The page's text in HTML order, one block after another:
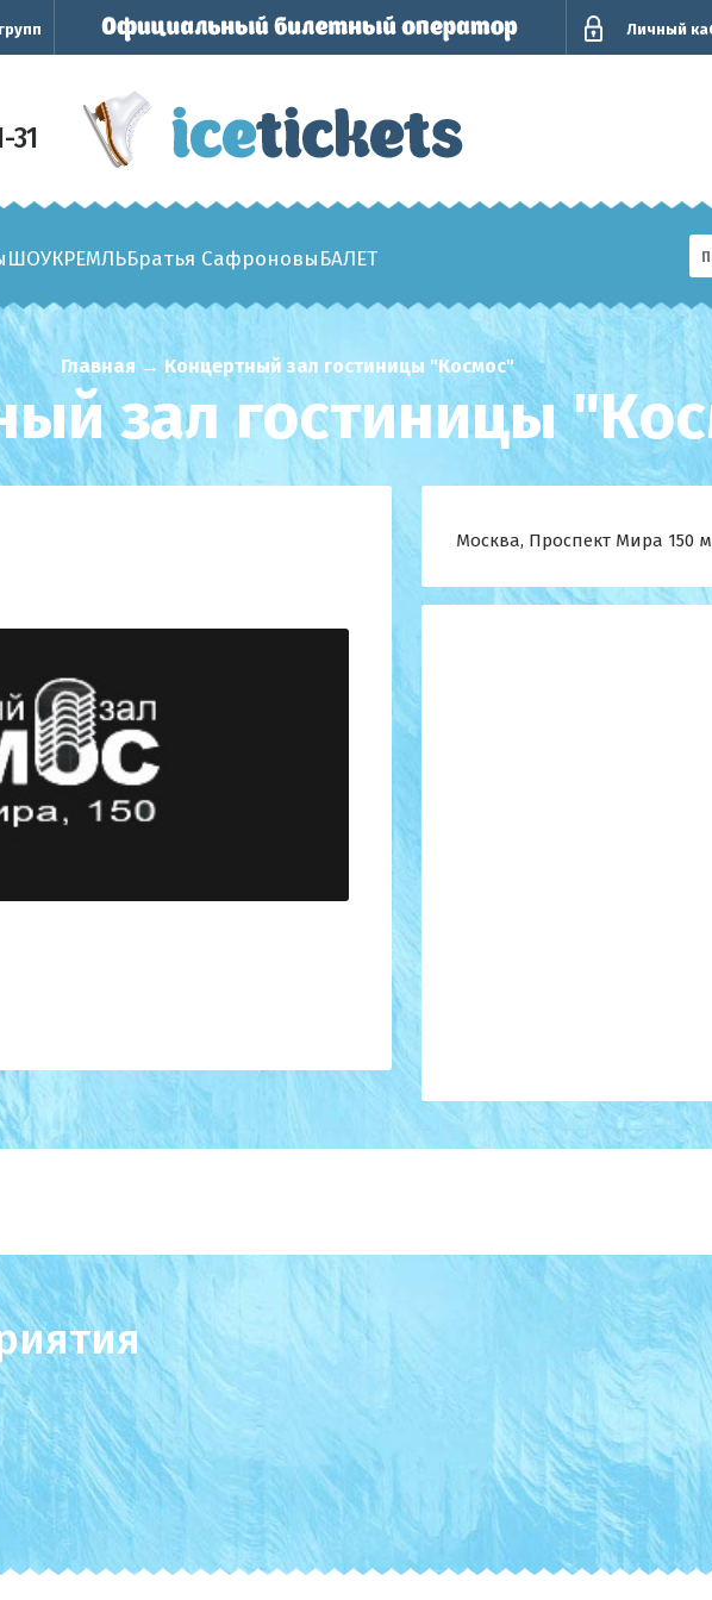
Личный
31
ШОУКРЕМЛЬБратья СафроновыБАЛЕТ
Главная → Концертный зал гостиницы "Космос"
зал гостиницы
Москва, Проспект Мира 150